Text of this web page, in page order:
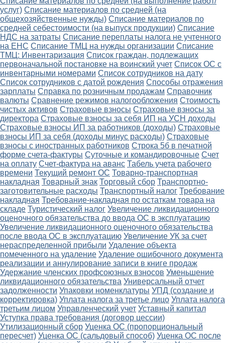
услуг) Списание материалов по средней (на
общехозяйственные нужды) Списание материалов по
средней себестоимости (на выпуск продукции) Списание
НДС на затраты Списание переплаты налога не учтенного
на ЕНС Списание ТМЦ на нужды организации Списание
ТМЦ: Инвентаризация Список граждан, подлежащих
первоначальной постановке на воинский учет Список ОС с
инвентарными номерами Список сотрудников на дату
Список сотрудников с датой рождения Способы отражения
зарплаты Справка по розничным продажам Справочник
валюты Сравнение режимов налогообложения Стоимость
чистых активов Страховые взносы Страховые взносы за
директора Страховые взносы за себя ИП на УСН доходы
Страховые взносы ИП за работников (доходы) Страховые
взносы ИП за себя (доходы минус расходы) Страховые
взносы с иностранных работников Строка 5б в печатной
форме счета-фактуры Суточные и командировочные Счет
на оплату Счет-фактура на аванс Табель учета рабочего
времени Текущий ремонт ОС Товарно-транспортная
накладная Товарный знак Торговый сбор Транспортно-
заготовительные расходы Транспортный налог Требование
накладная Требование-накладная по остаткам товара на
складе Туристический налог Увеличение ликвидационного
оценочного обязательства до ввода ОС в эксплуатацию
Увеличение ликвидационного оценочного обязательства
после ввода ОС в эксплуатацию Увеличение УК за счет
нераспределенной прибыли Удаление объекта
помеченного на удаление Удаление ошибочного документа
реализации и аннулирование записи в книге продаж
Удержание членских профсоюзных взносов Уменьшение
ликвидационного обязательства Универсальный отчет
задолженности Упаковки номенклатуры УПД (создание и
корректировка) Уплата налога за третье лицо Уплата налога
третьим лицом Управленческий учет Уставный капитал
Уступка права требования (договор цессии)
Утилизационный сбор Уценка ОС (пропорциональный
пересчет) Уценка ОС (сальдовый способ) Уценка ОС после